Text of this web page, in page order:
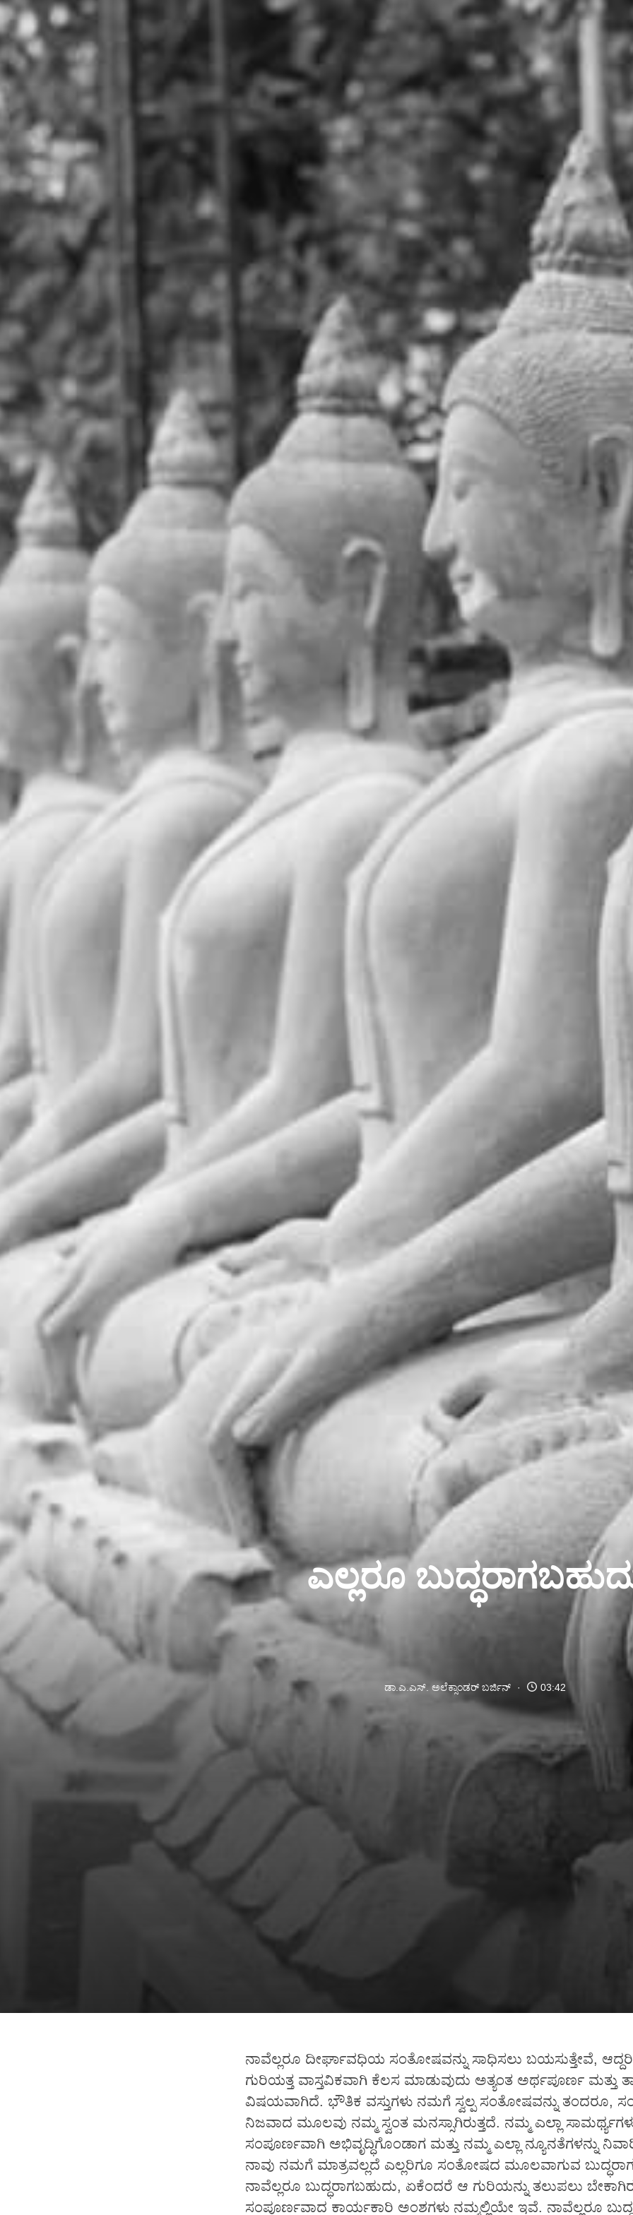
ಎಲ್ಲರೂ
ಡಾ.ಎ.ಎಸ್. ಅಲೆಕ್ಸಾಂಡರ್ ಬರ್ಜಿನ್ 03:42
ನಾವೆಲ್ಲರೂ ದೀರ್ಘಾವಧಿಯ ಸಂತೋಷವನ್ನು ಸಾಧಿಸಲು ಬಯಸುತ್ತೇವೆ,
ಗುರಿಯತ್ತ ವಾಸ್ತವಿಕವಾಗಿ ಕೆಲಸ ಮಾಡುವುದು ಅತ್ಯಂತ ಅರ್ಥಪೂರ್ಣ ಮತ್ತು
ವಿಷಯವಾಗಿದೆ. ಭೌತಿಕ ವಸ್ತುಗಳು ನಮಗೆ ಸ್ವಲ್ಪ ಸಂತೋಷವನ್ನು ತಂದರೂ,
ನಿಜವಾದ ಮೂಲವು ನಮ್ಮ ಸ್ವಂತ ಮನಸ್ಸಾಗಿರುತ್ತದೆ. ನಮ್ಮ ಎಲ್ಲಾ
ಸಂಪೂರ್ಣವಾಗಿ ಅಭಿವೃದ್ಧಿಗೊಂಡಾಗ ಮತ್ತು ನಮ್ಮ ಎಲ್ಲಾ ನ್ಯೂನತೆಗಳನ್ನು
ನಾವು ನಮಗೆ ಮಾತ್ರವಲ್ಲದೆ ಎಲ್ಲರಿಗೂ ಸಂತೋಷದ ಮೂಲವಾಗುವ
ನಾವೆಲ್ಲರೂ ಬುದ್ಧರಾಗಬಹುದು, ಏಕೆಂದರೆ ಆ ಗುರಿಯನ್ನು ತಲುಪಲು
ಸಂಪೂರ್ಣವಾದ ಕಾರ್ಯಕಾರಿ ಅಂಶಗಳು ನಮ್ಮಲ್ಲಿಯೇ ಇವೆ. ನಾವೆಲ್ಲರೂ ಬುದ್ಧ-